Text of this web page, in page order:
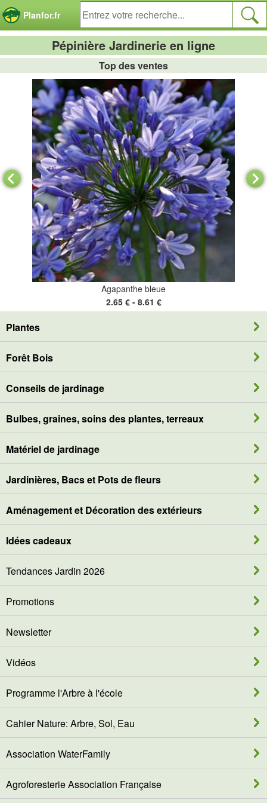
Planfor.fr
Pépinière Jardinerie en ligne
Top des ventes
Agapanthe bleue
2.65 € - 8.61 €
Plantes
Forêt Bois
Conseils de jardinage
Bulbes, graines, soins des plantes, terreaux
Matériel de jardinage
Jardinières, Bacs et Pots de fleurs
Aménagement et Décoration des extérieurs
Idées cadeaux
Tendances Jardin 2026
Promotions
Newsletter
Vidéos
Programme l'Arbre à l'école
Cahier Nature: Arbre, Sol, Eau
Association WaterFamily
Agroforesterie Association Française
Panneau de gestion des cookies